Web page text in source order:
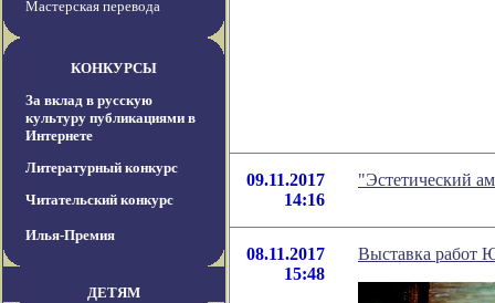
Мастерская перевода
КОНКУРСЫ
За вклад в русскую
культуру публикациями в
Интернете
Литературный конкурс
Читательский конкурс
Илья-Премия
ДЕТЯМ
09.11.2017
14:16
"Эстетический
08.11.2017
15:48
Выставка работ